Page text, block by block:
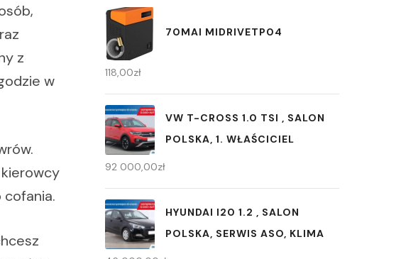
z
w
70MAI MIDRIVETP04
118,00zł
VW T-CROSS 1.0 TSI , SALON
POLSKA, 1. WŁAŚCICIEL
92 000,00zł
HYUNDAI I20 1.2 , SALON
POLSKA, SERWIS ASO, KLIMA